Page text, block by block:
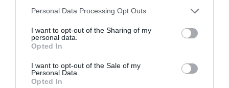
Please note that this website/app uses one or more Google
not limited to your visit or usage behaviour. You may click to
grant or deny consent to Google and its third-party tags to
use your data for below specified purposes in below Google
consent section.
Personal Data Processing Opt Outs
I want to opt-out of the Sharing of my
personal data.
Opted In
I want to opt-out of the Sale of my
Personal Data.
Opted In